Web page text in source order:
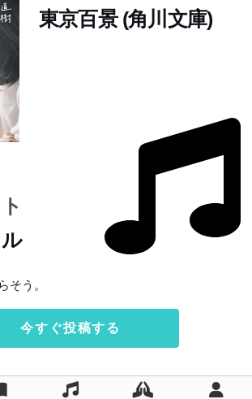
東京百景 (角川文庫)
そう。
今すぐ投稿する